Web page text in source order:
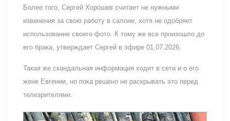
Более того, Сергей Хорошев считает не нужными
извинения за свою работу в салоне, хотя не одобряет
использование своего фото. К тому же все произошло до
его брака, утверждает Сергей в эфире 01.07.2026.
Такая же скандальная информация ходит в сети и о его
жене Евгении, но пока решено не раскрывать это перед
телезрителями.